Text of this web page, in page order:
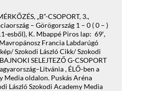
„B”-CSOPORT, 3.,
– Görögország 1 – 0 ( 0 – )
esből), K. Mbappé Piros lap: 69′,
Francia Labdarúgó
Szokodi László Cikk/ Szokodi
SELEJTEZŐ G-CSOPORT
, ÉLŐ-ben a
Media oldalon. Puskás Aréna
László Szokodi Academy Media